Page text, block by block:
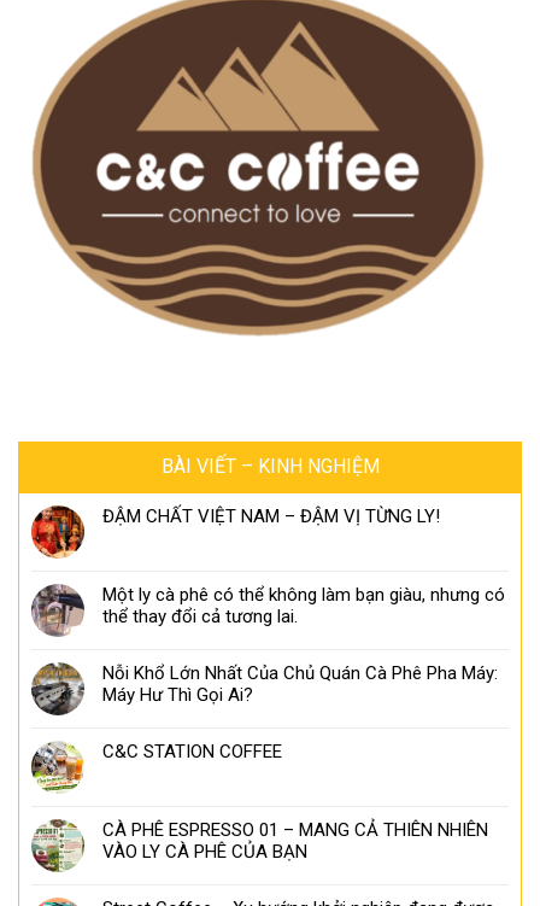
BÀI VIẾT – KINH NGHIỆM
ĐẬM CHẤT VIỆT NAM – ĐẬM VỊ TỪNG LY!
Một ly cà phê có thể không làm bạn giàu, nhưng có
thể thay đổi cả tương lai.
Nỗi Khổ Lớn Nhất Của Chủ Quán Cà Phê Pha Máy:
Máy Hư Thì Gọi Ai?
C&C STATION COFFEE
CÀ PHÊ ESPRESSO 01 – MANG CẢ THIÊN NHIÊN
VÀO LY CÀ PHÊ CỦA BẠN